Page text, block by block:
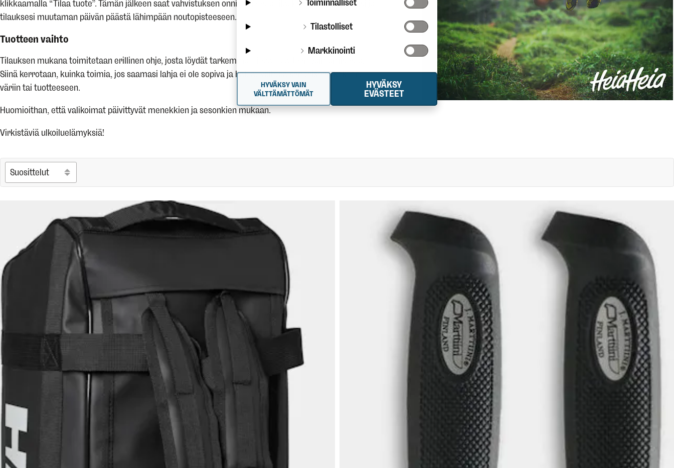
klikkaamalla “Tilaa tuote”. Tämän jälkeen saat vahvistuksen onnistuneesta tilauksesta sähköpostiisi ja
tilauksesi muutaman päivän päästä lähimpään noutopisteeseen.
Tuotteen vaihto
Tilauksen mukana toimitetaan erillinen ohje, josta löydät tarkemmat tiedot tuotteen vaihtamisesta.
Siinä kerrotaan, kuinka toimia, jos saamasi lahja ei ole sopiva ja haluat vaihtaa sen toiseen kokoon,
väriin tai tuotteeseen.
Huomioithan, että valikoimat päivittyvät menekkien ja sesonkien mukaan.
Virkistäviä ulkoiluelämyksiä!
Toiminnalliset
Tilastolliset
Markkinointi
HYVÄKSY
EVÄSTEET
HYVÄKSY VAIN
VÄLTTÄMÄTTÖMÄT